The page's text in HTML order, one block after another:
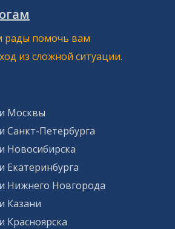
рады помочь вам
из сложной ситуации.
Москвы
Санкт-Петербурга
Новосибирска
Екатеринбурга
Нижнего Новгорода
Казани
Красноярска